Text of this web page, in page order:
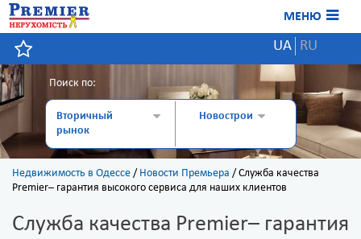
МЕНЮ
UA RU
Поиск по:
Вторичный
рынок
Новострои
Недвижимость в Одессе / Новости Премьера / Служба качества
Premier– гарантия высокого сервиса для наших клиентов
Служба качества Premier– гарантия